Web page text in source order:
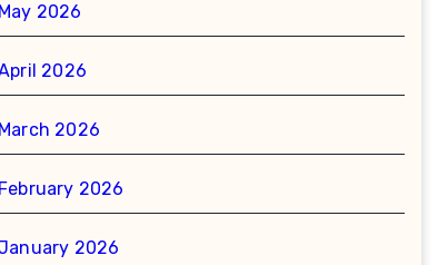
May 2026
2026
March 2026
February 2026
2026